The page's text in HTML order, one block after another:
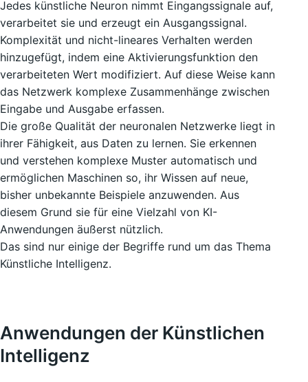
Jedes künstliche Neuron nimmt Eingangssignale auf,
verarbeitet sie und erzeugt ein Ausgangssignal.
Komplexität und nicht-lineares Verhalten werden
hinzugefügt, indem eine Aktivierungsfunktion den
verarbeiteten Wert modifiziert. Auf diese Weise kann
das Netzwerk komplexe Zusammenhänge zwischen
Eingabe und Ausgabe erfassen.
Die große Qualität der neuronalen Netzwerke liegt in
ihrer Fähigkeit, aus Daten zu lernen. Sie erkennen
und verstehen komplexe Muster automatisch und
ermöglichen Maschinen so, ihr Wissen auf neue,
bisher unbekannte Beispiele anzuwenden. Aus
diesem Grund sie für eine Vielzahl von KI-
Anwendungen äußerst nützlich.
Das sind nur einige der Begriffe rund um das Thema
Künstliche Intelligenz.
Anwendungen der Künstlichen
Intelligenz